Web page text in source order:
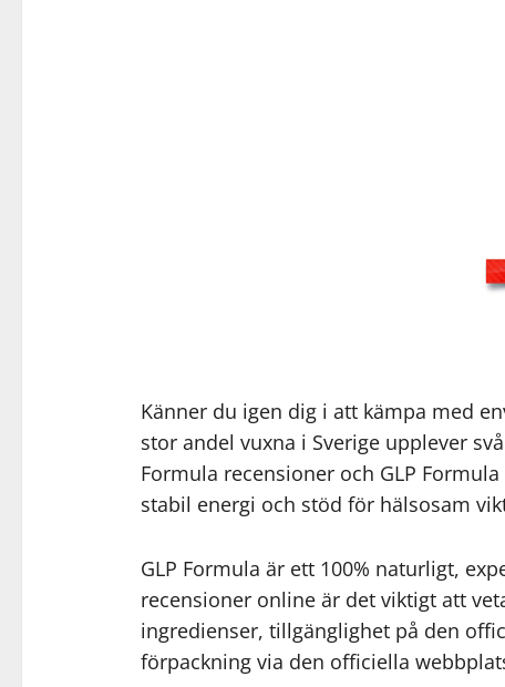
Känner du igen dig i att kämpa med
stor andel vuxna i Sverige upplever
Formula recensioner och GLP
stabil energi och stöd för hälsosam
GLP Formula är ett 100% naturligt,
recensioner online är det viktigt att
ingredienser, tillgänglighet på den
förpackning via den officiella